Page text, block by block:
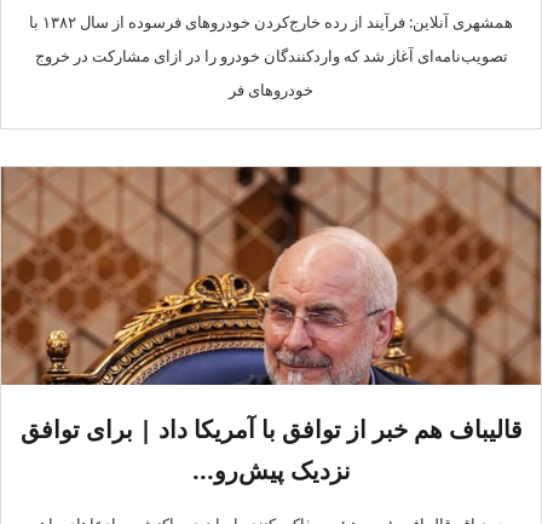
همشهری آنلاین: فرآیند از رده خارج‌کردن خودروهای فرسوده از سال ۱۳۸۲ با
تصویب‌نامه‌ای آغاز شد که واردکنندگان خودرو را در ازای مشارکت در خروج
خودروهای فر
قالیباف هم خبر از توافق با آمریکا داد | برای توافق
نزدیک پیش‌رو...